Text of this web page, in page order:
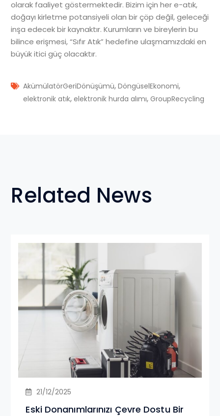
olarak faaliyet göstermektedir. Bizim için her e-atık,
doğayı kirletme potansiyeli olan bir çöp değil, geleceği
inşa edecek bir kaynaktır. Kurumların ve bireylerin bu
bilince erişmesi, “Sıfır Atık” hedefine ulaşmamızdaki en
büyük itici güç olacaktır.
AkümülatörGeriDönüşümü,DöngüselEkonomi,
elektronik atık,elektronik hurda alımı,GroupRecycling
Related News
21/12/2025
Eski Donanımlarınızı Çevre Dostu Bir